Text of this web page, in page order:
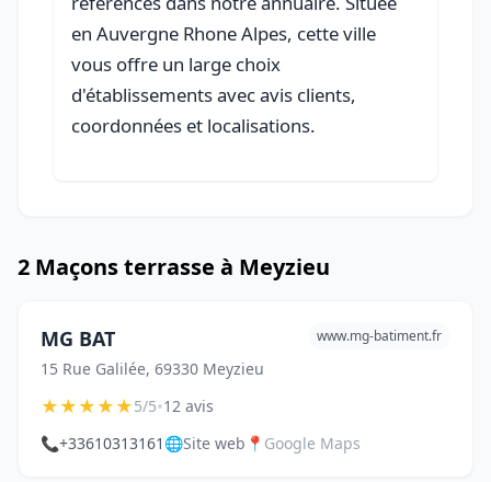
en Auvergne Rhone Alpes, cette ville
vous offre un large choix
d'établissements avec avis clients,
coordonnées et localisations.
2 Maçons terrasse à Meyzieu
MG BAT
15 Rue Galilée, 69330 Meyzieu
www.mg-batiment.fr
★★★★★5/5•12 avis
📞+33610313161 🌐Site web 📍 Google Maps